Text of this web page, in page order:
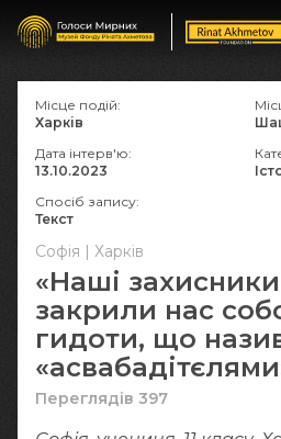
Софія | Харків
«Наші
закрили нас
гидоти, що
Переглядів 397
Місце подій:
Харків
Дата інтерв'ю:
13.10.2023
Спосіб запису:
Текст